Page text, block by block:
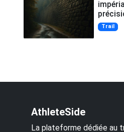
Trail
AthleteSide
La plateforme dédiée au